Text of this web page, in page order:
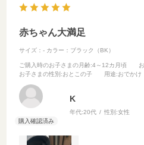
赤ちゃん大満足
サイズ：- カラー：ブラック（BK）
ご購入時のお子さまの月齢:4～12カ月頃
お子さまの性別 :おとこの子 用途:おでかけ
K
年代:20代 性別:女性